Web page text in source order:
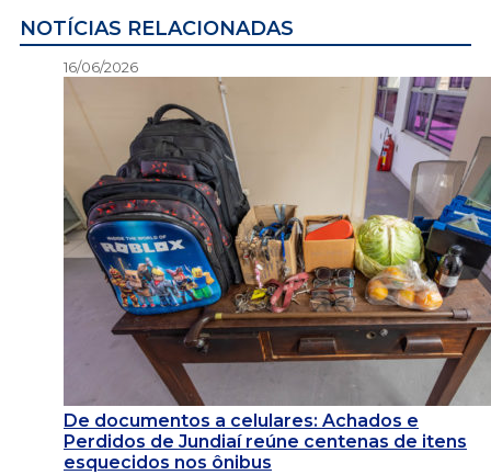
NOTÍCIAS RELACIONADAS
16/06/2026
De documentos a celulares: Achados e
Perdidos de Jundiaí reúne centenas de itens
esquecidos nos ônibus